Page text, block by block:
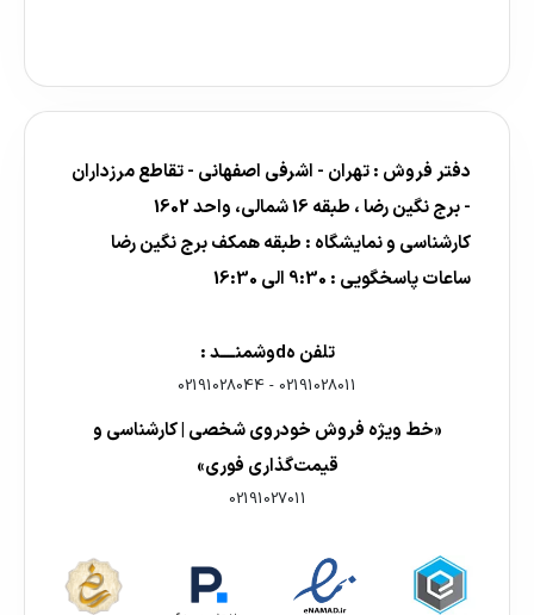
دفتر فروش : تهران - اشرفی اصفهانی - تقاطع مرزداران
- برج نگین رضا ، طبقه 16 شمالی، واحد 1602
کارشناسی و نمایشگاه : طبقه همکف برج نگین رضا
ساعات پاسخگویی : 9:30 الی 16:30
تلفن هdوشمنــــد :
02191028011
-
02191028044
«خط ویژه فروش خودروی شخصی | کارشناسی و
قیمت‌گذاری فوری»
02191027011